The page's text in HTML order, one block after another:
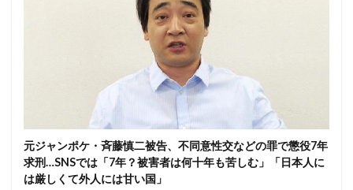
元ジャンポケ・斉藤慎二被告、不同意性交などの罪で懲役7年
求刑…SNSでは「7年？被害者は何十年も苦しむ」「日本人に
は厳しくて外人には甘い国」